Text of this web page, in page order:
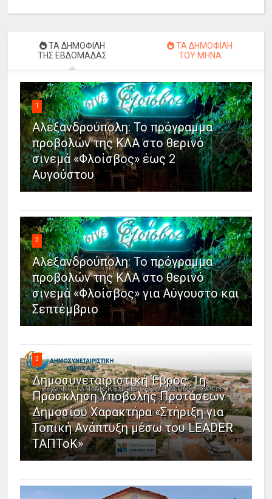
ΤΑ ΔΗΜΟΦΙΛΗ
ΤΗΣ ΕΒΔΟΜΑΔΑΣ
ΤΑ ΔΗΜΟΦΙΛΗ
ΤΟΥ ΜΗΝΑ
1
Αλεξανδρούπολη: Το πρόγραμμα
προβολών της ΚΛΑ στο θερινό
σινεμά «Φλοίσβος» έως 2
Αυγούστου
2
Αλεξανδρούπολη: Το πρόγραμμα
προβολών της ΚΛΑ στο θερινό
σινεμά «Φλοίσβος» για Αύγουστο και
Σεπτέμβριο
3
Δημοσυνεταιριστική Έβρος: 1η
Πρόσκληση Υποβολής Προτάσεων
Δημοσίου Χαρακτήρα «Στήριξη για
Τοπική Ανάπτυξη μέσω του LEADER
ΤΑΠΤοΚ»